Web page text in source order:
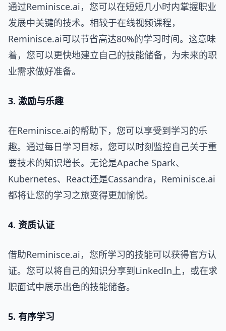
通过Reminisce.ai，您可以在短短几小时内掌握职业
发展中关键的技术。相较于在线视频课程，
Reminisce.ai可以节省高达80%的学习时间。这意味
着，您可以更快地建立自己的技能储备，为未来的职
业需求做好准备。
3. 激励与乐趣
在Reminisce.ai的帮助下，您可以享受到学习的乐
趣。通过每日学习目标，您可以时刻监控自己关于重
要技术的知识增长。无论是Apache Spark、
Kubernetes、React还是Cassandra，Reminisce.ai
都将让您的学习之旅变得更加愉悦。
4. 资质认证
借助Reminisce.ai，您所学习的技能可以获得官方认
证。您可以将自己的知识分享到LinkedIn上，或在求
职面试中展示出色的技能储备。
5. 有序学习